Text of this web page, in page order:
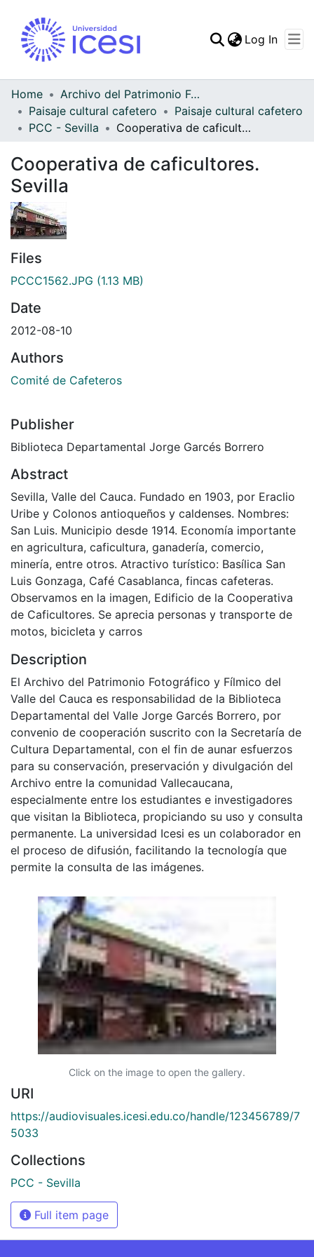
Statistics
Log In
Home
Archivo del Patrimonio Fotográfico y Fílmico del Valle del Cauca
Paisaje cultural cafetero
Paisaje cultural cafetero
PCC - Sevilla
Cooperativa de caficultores. Sevilla
Cooperativa de caficultores.
Sevilla
Files
PCCC1562.JPG (1.13 MB)
Date
2012-08-10
Authors
Comité de Cafeteros
Publisher
Biblioteca Departamental Jorge Garcés Borrero
Abstract
Sevilla, Valle del Cauca. Fundado en 1903, por Eraclio
Uribe y Colonos antioqueños y caldenses. Nombres:
San Luis. Municipio desde 1914. Economía importante
en agricultura, caficultura, ganadería, comercio,
minería, entre otros. Atractivo turístico: Basílica San
Luis Gonzaga, Café Casablanca, fincas cafeteras.
Observamos en la imagen, Edificio de la Cooperativa
de Caficultores. Se aprecia personas y transporte de
motos, bicicleta y carros
Description
El Archivo del Patrimonio Fotográfico y Fílmico del
Valle del Cauca es responsabilidad de la Biblioteca
Departamental del Valle Jorge Garcés Borrero, por
convenio de cooperación suscrito con la Secretaría de
Cultura Departamental, con el fin de aunar esfuerzos
para su conservación, preservación y divulgación del
Archivo entre la comunidad Vallecaucana,
especialmente entre los estudiantes e investigadores
que visitan la Biblioteca, propiciando su uso y consulta
permanente. La universidad Icesi es un colaborador en
el proceso de difusión, facilitando la tecnología que
permite la consulta de las imágenes.
Click on the image to open the gallery.
URI
https://audiovisuales.icesi.edu.co/handle/123456789/7
5033
Collections
PCC - Sevilla
Full item page